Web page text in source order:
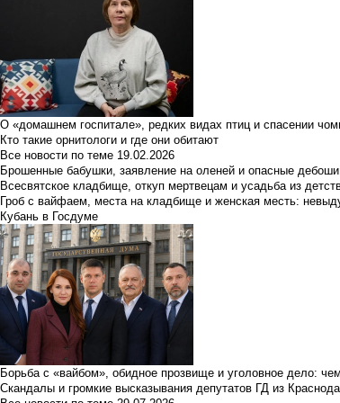
О «домашнем госпитале», редких видах птиц и спасении
Кто такие орнитологи и где они обитают
Все новости по теме 19.02.2026
Брошенные бабушки, заявление на оленей и опасные
Всесвятское кладбище, откуп мертвецам и усадьба из
Гроб с вайфаем, места на кладбище и женская месть:
Кубань в Госдуме
Борьба с «вайбом», обидное прозвище и уголовное дело:
Скандалы и громкие высказывания депутатов ГД из